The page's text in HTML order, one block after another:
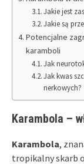
Jakie jest
Jakie są
Potencjalne
karamboli
Jak
Jak kwas
nerkowych?
Karambola –
Karambola,
tropikalny skarb o